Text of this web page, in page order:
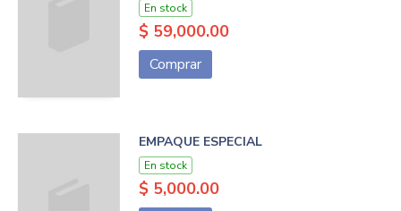
En stock
$ 59,000.00
Comprar
EMPAQUE ESPECIAL
En stock
$ 5,000.00